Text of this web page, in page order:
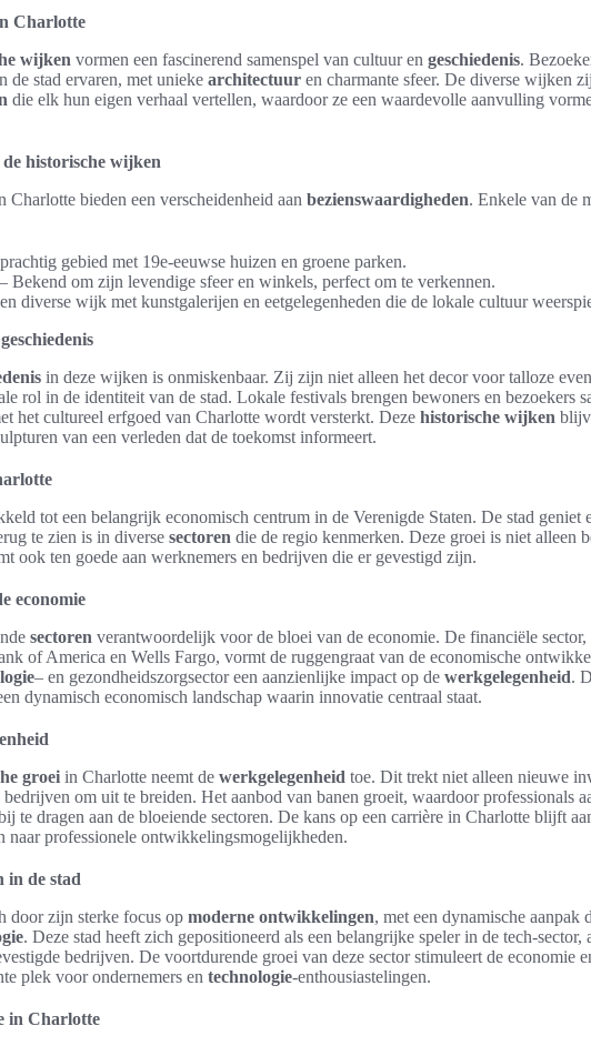
Charlotte
wijken vormen een fascinerend samenspel van cultuur en geschiedenis.
de stad ervaren, met unieke architectuur en charmante sfeer. De diverse wijken
die elk hun eigen verhaal vertellen, waardoor ze een waardevolle aanvulling
historische wijken
Charlotte bieden een verscheidenheid aan bezienswaardigheden. Enkele van de
gebied met 19e-eeuwse huizen en groene parken.
– Bekend om zijn levendige sfeer en winkels, perfect om te verkennen.
diverse wijk met kunstgalerijen en eetgelegenheden die de lokale cultuur
in deze wijken is onmiskenbaar. Zij zijn niet alleen het decor voor talloze
rol in de identiteit van de stad. Lokale festivals brengen bewoners en bezoekers
het cultureel erfgoed van Charlotte wordt versterkt. Deze historische wijken
van een verleden dat de toekomst informeert.
tot een belangrijk economisch centrum in de Verenigde Staten. De stad geniet
te zien is in diverse sectoren die de regio kenmerken. Deze groei is niet alleen
ook ten goede aan werknemers en bedrijven die er gevestigd zijn.
economie
sectoren verantwoordelijk voor de bloei van de economie. De financiële sector,
of America en Wells Fargo, vormt de ruggengraat van de economische
– en gezondheidszorgsector een aanzienlijke impact op de werkgelegenheid.
dynamisch economisch landschap waarin innovatie centraal staat.
groei in Charlotte neemt de werkgelegenheid toe. Dit trekt niet alleen nieuwe
om uit te breiden. Het aanbod van banen groeit, waardoor professionals
te dragen aan de bloeiende sectoren. De kans op een carrière in Charlotte blijft
naar professionele ontwikkelingsmogelijkheden.
in de stad
door zijn sterke focus op moderne ontwikkelingen, met een dynamische aanpak
. Deze stad heeft zich gepositioneerd als een belangrijke speler in de tech-sector,
bedrijven. De voortdurende groei van deze sector stimuleert de economie
plek voor ondernemers en technologie-enthousiastelingen.
in Charlotte